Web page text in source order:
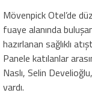
Mövenpick Otel’de
fuaye alanında
hazırlanan sağlıklı
Panele katılanlar
Naslı, Selin
vardı.